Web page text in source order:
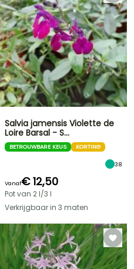
FLASH-
Salvia jamensis Violette de
Loire Barsal - S…
BETROUWBARE KEUS KORTING
38
Vanaf€ 12,50
Pot van 2 l/3 l
Verkrijgbaar in 3 maten